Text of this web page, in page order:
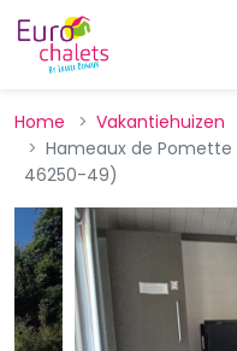
Home Vakantiehuizen
Hameaux de
46250-49)